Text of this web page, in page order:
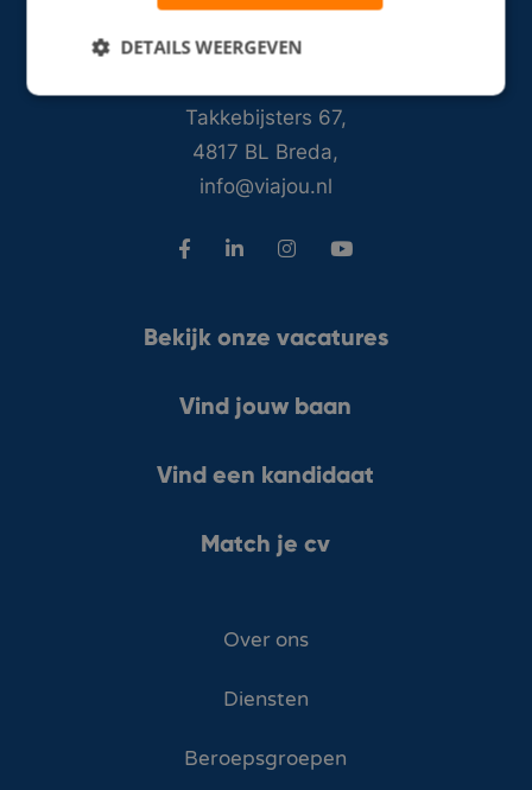
Takkebijsters 67,
4817 BL Breda,
info@viajou.nl
Bekijk onze vacatures
Vind jouw baan
Vind een kandidaat
Match je cv
Over ons
Diensten
Beroepsgroepen
DETAILS WEERGEVEN